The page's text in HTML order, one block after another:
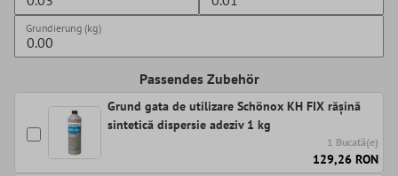
Grundierung (kg)
Passendes Zubehör
Grund gata de utilizare Schönox KH FIX rășină
sintetică dispersie adeziv 1 kg
1 Bucată(e)
129,26 RON